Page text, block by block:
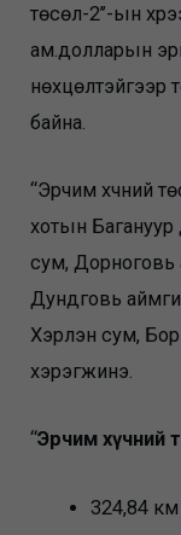
төсөл-2’’-ын
ам.долларын
нөхцөлтэйгээр
байна.
“Эрчим хүчний
хотын Багануур
сум,
Дундговь
Хэрлэн сум,
хэрэгжинэ.
“Эрчим хүчний
324,84